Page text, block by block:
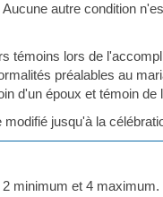
autre condition
témoins lors de
préalables au
d'un époux et témoin de
jusqu'à la
minimum et 4 maximum.